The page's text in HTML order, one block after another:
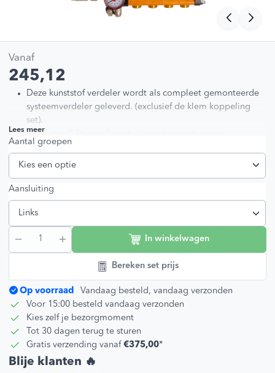
Vanaf
245,12
Deze kunststof verdeler wordt als compleet gemonteerde
systeemverdeler geleverd. (exclusief de klem koppeling
set).
Enkel geschikt voor lage temperatuur systemen.
Geschikt voor verwarmen en koelen.
Leverbaar van 1 t/m 25 groepen.
Per groep voorzien van instelbare en afleesbare
flowmeters. Deze zijn instelbaar van 1 tot 5 ltr/min.
Wordt standaard geleverd met kogelkranen.
Lees meer
Aantal groepen
Aansluiting
In winkelwagen
Bereken set prijs
Op voorraad
Vandaag besteld, vandaag verzonden
Voor 15:00 besteld vandaag verzonden
Kies zelf je bezorgmoment
Tot 30 dagen terug te sturen
Gratis verzending vanaf €375,00*
Blije klanten 🔥